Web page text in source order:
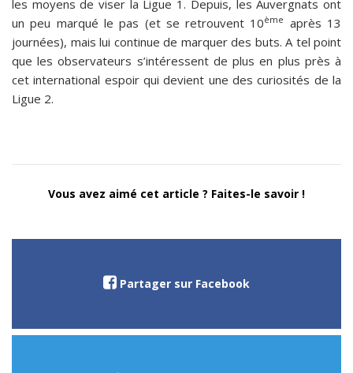
les moyens de viser la Ligue 1. Depuis, les Auvergnats ont
un peu marqué le pas (et se retrouvent 10ème après 13
journées), mais lui continue de marquer des buts. A tel point
que les observateurs s’intéressent de plus en plus près à
cet international espoir qui devient une des curiosités de la
Ligue 2.
Vous avez aimé cet article ? Faites-le savoir !
Partager sur Facebook